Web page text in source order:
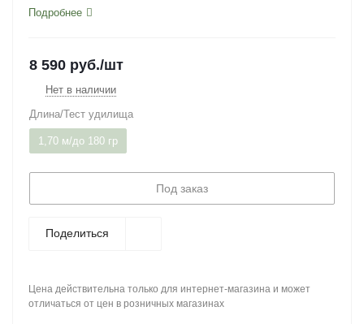
Подробнее
8 590 руб./шт
Нет в наличии
Длина/Тест удилища
1,70 м/до 180 гр
Под заказ
Поделиться
Цена действительна только для интернет-магазина и может
отличаться от цен в розничных магазинах